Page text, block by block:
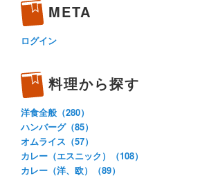
META
ログイン
料理から探す
洋食全般（280）
ハンバーグ（85）
オムライス（57）
カレー（エスニック）（108）
カレー（洋、欧）（89）